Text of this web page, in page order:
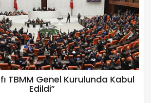
TBMM Genel Kurulunda Kabul
Edildi”